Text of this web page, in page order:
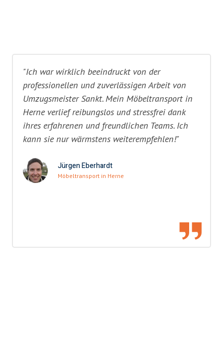
"Ich war wirklich beeindruckt von der
professionellen und zuverlässigen Arbeit von
Umzugsmeister Sankt. Mein Möbeltransport in
Herne verlief reibungslos und stressfrei dank
ihres erfahrenen und freundlichen Teams. Ich
kann sie nur wärmstens weiterempfehlen!"
Jürgen Eberhardt
Möbeltransport in Herne